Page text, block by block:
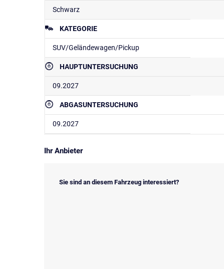
Schwarz
KATEGORIE
SUV/Geländewagen/Pickup
HAUPTUNTERSUCHUNG
09.2027
ABGASUNTERSUCHUNG
09.2027
Ihr Anbieter
Sie sind an diesem Fahrzeug interessiert?